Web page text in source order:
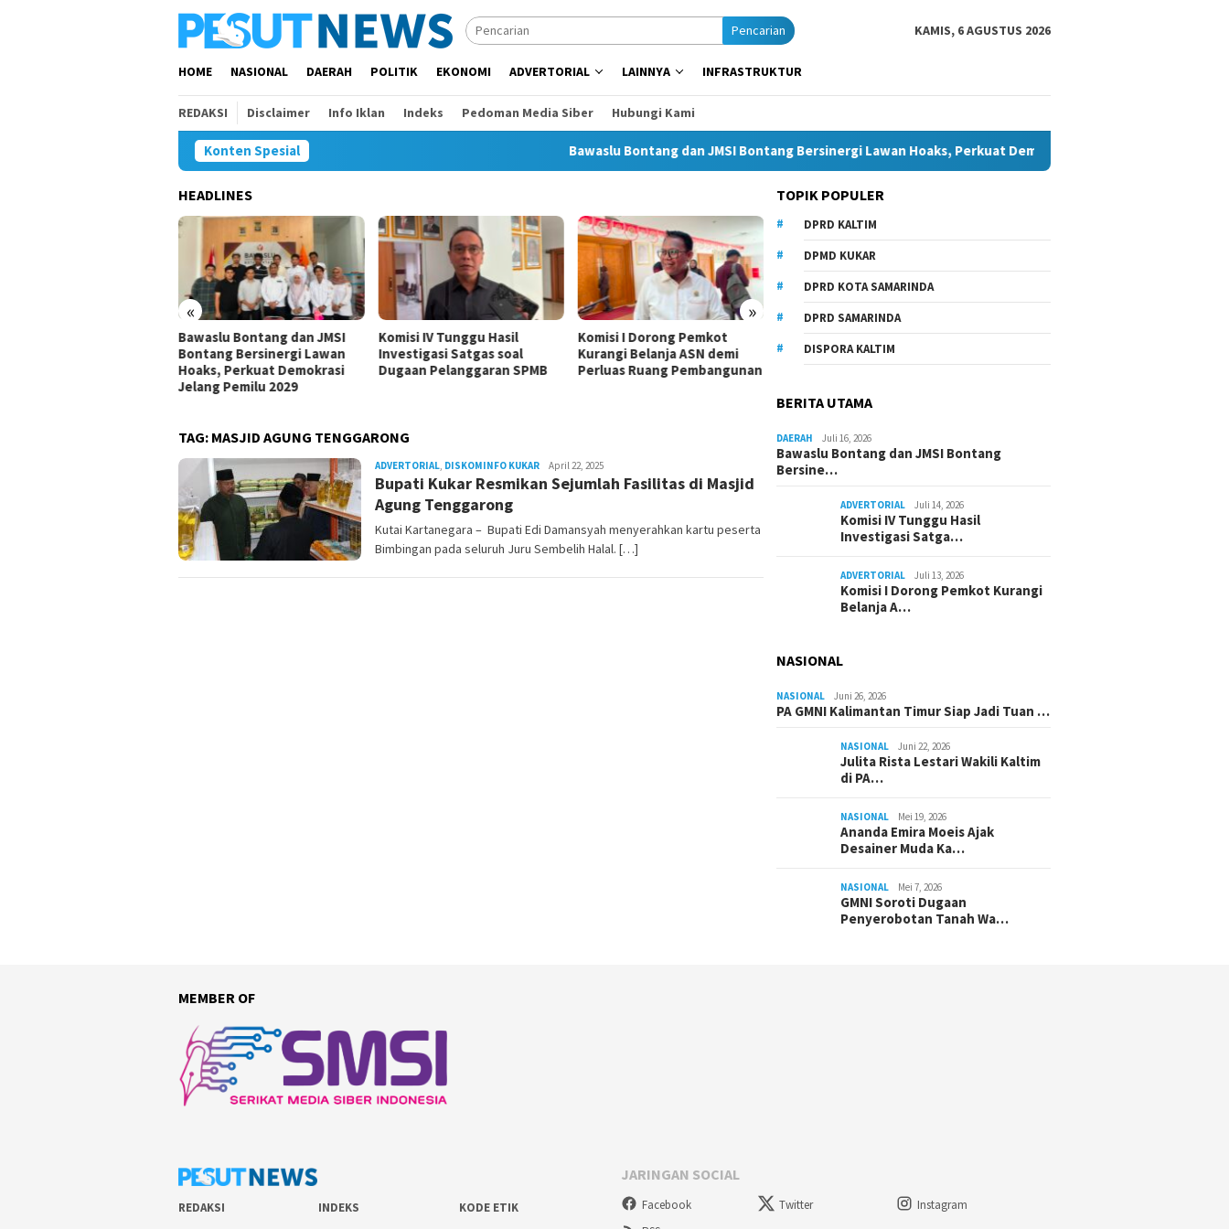
Pencarian KAMIS, 6 AGUSTUS 2026
HOME NASIONAL DAERAH POLITIK EKONOMI ADVERTORIAL LAINNYA INFRASTRUKTUR
REDAKSI Disclaimer Info Iklan Indeks Pedoman Media Siber Hubungi Kami
Konten Spesial Bawaslu Bontang dan JMSI Bontang Bersinergi Lawan Hoaks, Perkuat Demokrasi Jelang Pemilu 2029
HEADLINES
« »
Bawaslu Bontang dan JMSI
Bontang Bersinergi Lawan
Hoaks, Perkuat Demokrasi
Jelang Pemilu 2029
Komisi IV Tunggu Hasil
Investigasi Satgas soal
Dugaan Pelanggaran SPMB
Komisi I Dorong Pemkot
Kurangi Belanja ASN demi
Perluas Ruang Pembangunan
Beasiswa Daerah Belum Ada,
Anhar Minta Pemkot
Samarinda Beri Perhatian
6.000 Anak Belum dan Putus
IV Minta Penanganan
TAG: MASJID AGUNG TENGGARONG
ADVERTORIAL, DISKOMINFO KUKAR Admin
Pesut
April 22, 2025
Bupati Kukar Resmikan Sejumlah Fasilitas di Masjid
Agung Tenggarong
Kutai Kartanegara – Bupati Edi Damansyah menyerahkan kartu peserta
Bimbingan pada seluruh Juru Sembelih Halal. […]
TOPIK POPULER
DPRD KALTIM
DPMD KUKAR
DPRD KOTA SAMARINDA
DPRD SAMARINDA
DISPORA KALTIM
BERITA UTAMA
DAERAH Juli 16, 2026
Bawaslu Bontang dan JMSI Bontang
Bersine…
ADVERTORIAL Juli 14, 2026
Komisi IV Tunggu Hasil
Investigasi Satga…
ADVERTORIAL Juli 13, 2026
Komisi I Dorong Pemkot Kurangi
Belanja A…
NASIONAL
NASIONAL Juni 26, 2026
PA GMNI Kalimantan Timur Siap Jadi Tuan …
NASIONAL Juni 22, 2026
Julita Rista Lestari Wakili Kaltim
di PA…
NASIONAL Mei 19, 2026
Ananda Emira Moeis Ajak
Desainer Muda Ka…
NASIONAL Mei 7, 2026
GMNI Soroti Dugaan
Penyerobotan Tanah Wa…
MEMBER OF
REDAKSI INDEKS
KODE ETIK
JARINGAN SOCIAL
Facebook Twitter
Instagram